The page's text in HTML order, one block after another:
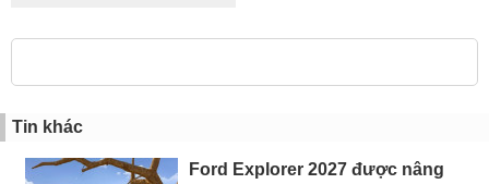
Tin khác
Ford Explorer 2027 được nâng